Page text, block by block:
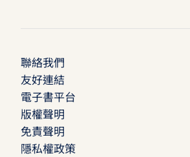
聯絡我們
友好連結
電子書平台
版權聲明
免責聲明
隱私權政策